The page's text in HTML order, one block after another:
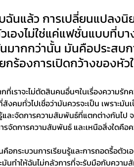
ฉันแล้ว การเปลี่ยนแปลง
เองไม่ใช่แค่แฟชั่นแบบที่
มากกว่านั้น มันคือประสบ
ยกร้องการเปิดกว้างของหั
เราจะไม่ตัดสินคนอื่นๆในเรื่องความรั
งคมทั่วไปเชื่อว่ามันควรจะเป็น เพราะ
และจัดการความสัมพันธ์ที่แตกต่างกันไ
จัดการความสัมพันธ์ และเหนือสิ่งใดคือ
อกระบวนการเรียนรู้และการถอดรื้อตัว
ะมันทำให้ฉันไม่กลัวการที่จะรับมือกับคว